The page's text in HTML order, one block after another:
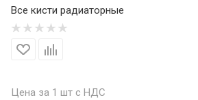
Все кисти радиаторные
Цена за 1 шт с НДС